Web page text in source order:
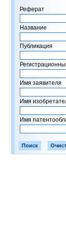
Реферат
Название
Публикация
Имя заявителя
Имя
Имя